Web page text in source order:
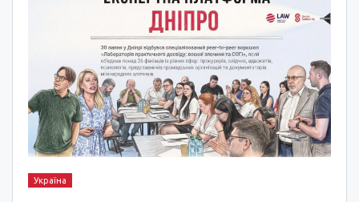
Україна